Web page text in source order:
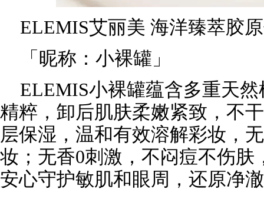
ELEMIS艾丽美 海洋臻萃胶
「昵称：小裸罐」
ELEMIS小裸罐蕴含多重天
精粹，卸后肌肤柔嫩紧致，不
层保湿，温和有效溶解彩妆，
妆；无香0刺激，不闷痘不伤肤
安心守护敏肌和眼周，还原净